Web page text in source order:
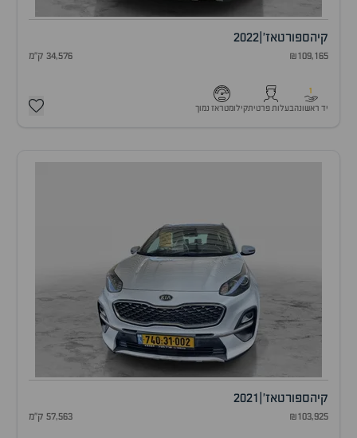
קיהספורטאז' 2022
₪109,165 34,576 ק"מ
1
יד ראשונהבעלות פרטיתקילומטראז נמוך
קיהספורטאז' 2021
₪103,925 57,563 ק"מ